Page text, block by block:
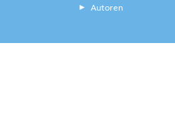
Autoren